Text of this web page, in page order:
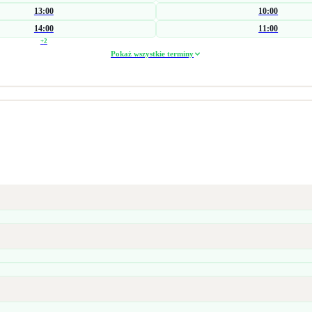
13:00
14:00
+2
10:00
11:00
Pokaż wszystkie terminy